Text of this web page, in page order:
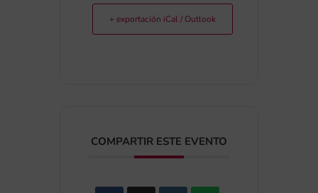
+ exportación iCal / Outlook
COMPARTIR ESTE EVENTO